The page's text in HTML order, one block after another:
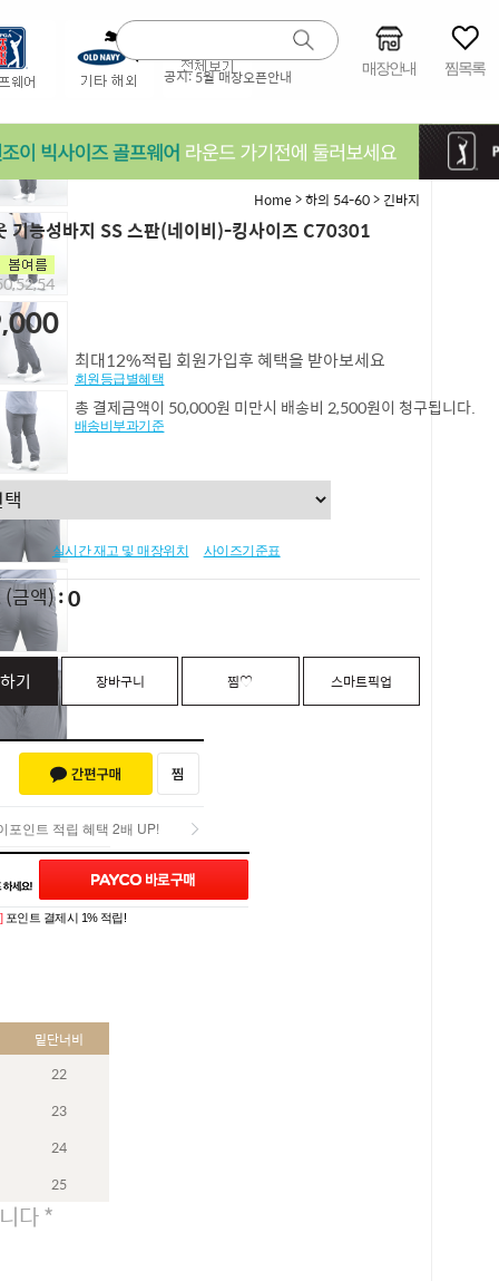
공지:5월 매장오픈안내 매장안내 찜목록
Home>하의 54-60> 긴바지
기능성바지 SS 스판(네이비)-킹사이즈 C70301
최대12%적립 회원가입후 혜택을 받아보세요
회원등급별혜택
총 결제금액이 50,000원 미만시 배송비 2,500원이 청구됩니다.
배송비부과기준
실시간 재고 및 매장위치 사이즈기준표
(금액) 0
기 장바구니 찜♡ 스마트픽업
포인트 적립 혜택 2배 UP!
포인트 적립 혜택 2배 UP!
포인트 결제시 1% 적립!
(0)
밑단너비
22
23
24
25
다 *